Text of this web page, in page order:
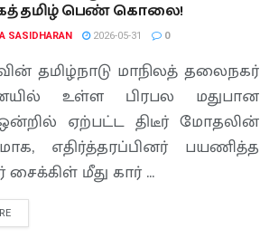
தமிழ் பெண் கொலை!
SASIDHARAN 2026-05-31 0
தமிழ்நாடு மாநிலத் தலைநகர்
உள்ள பிரபல மதுபான
ஏற்பட்ட திடீர் மோதலின்
எதிர்த்தரப்பினர் பயணித்த
மீது கார் ...